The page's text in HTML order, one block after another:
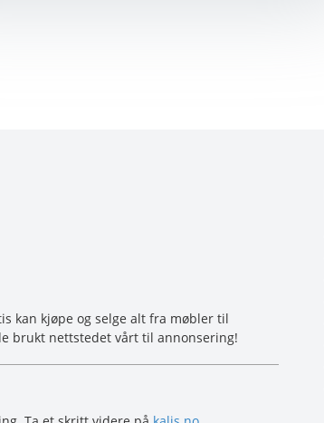
kan kjøpe og selge alt fra møbler til
brukt nettstedet vårt til annonsering!